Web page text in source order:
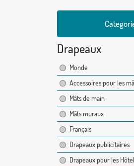
Drapeaux
Monde
Accessoires pour les
Mâts de main
Mâts muraux
Français
Drapeaux publicitaires
Drapeaux pour les